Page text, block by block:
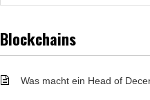
Blockchains
Was macht ein Head of